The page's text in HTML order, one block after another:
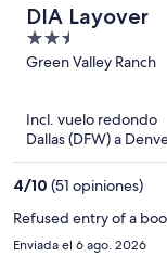
DIA Layover
2.5
out
5
Green Valley Ranch
Incl. vuelo redondo
Dallas (DFW) a
4/10 (51 opiniones)
Refused entry of a
Enviada el 6 ago. 2026